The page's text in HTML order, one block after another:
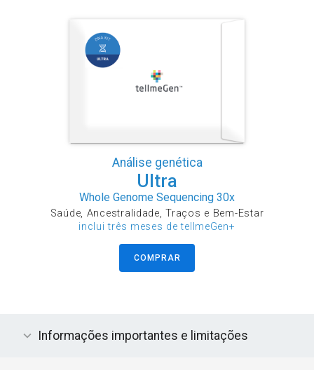
Análise genética
Ultra
Whole Genome Sequencing 30x
Saúde, Ancestralidade, Traços e Bem-Estar
inclui três meses de tellmeGen+
COMPRAR
Informações importantes e limitações